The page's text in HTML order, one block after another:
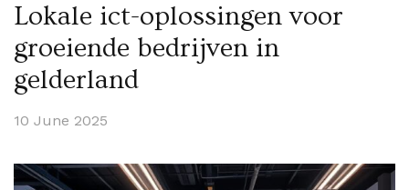
Lokale ict-oplossingen voor
groeiende bedrijven in
gelderland
10 June 2025